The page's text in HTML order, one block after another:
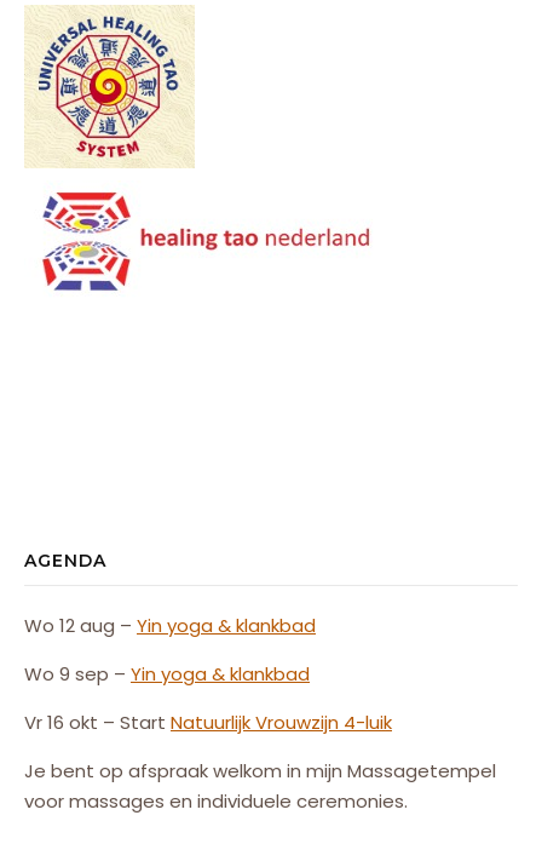
AGENDA
Wo 12 aug – Yin yoga & klankbad
Wo 9 sep – Yin yoga & klankbad
Vr 16 okt – Start NatuurlijkVrouwzijn 4-luik
Je bent op afspraak welkom in mijn Massagetempel
voor massages en individuele ceremonies.